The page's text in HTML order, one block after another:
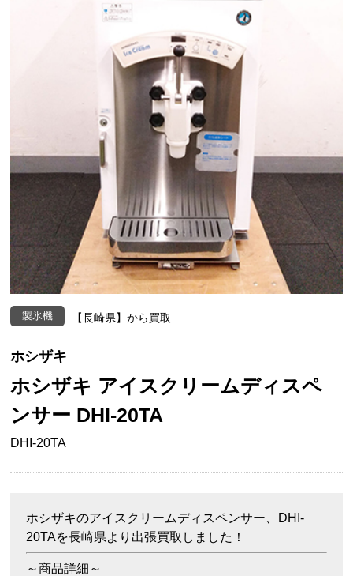
製氷機 【長崎県】から買取
ホシザキ
ホシザキ アイスクリームディスペ
ンサー DHI-20TA
DHI-20TA
ホシザキのアイスクリームディスペンサー、DHI-
20TAを長崎県より出張買取しました！
～商品詳細～